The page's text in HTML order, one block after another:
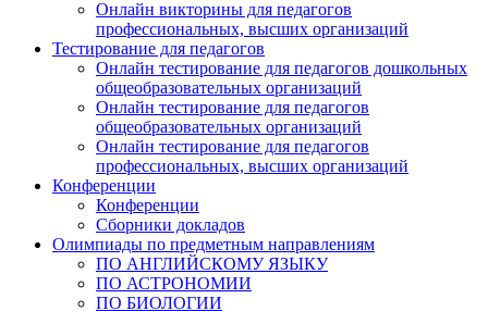
Онлайн викторины для педагогов
профессиональных, высших организаций
Тестирование для педагогов
Онлайн тестирование для педагогов дошкольных
общеобразовательных организаций
Онлайн тестирование для педагогов
общеобразовательных организаций
Онлайн тестирование для педагогов
профессиональных, высших организаций
Конференции
Конференции
Сборники докладов
Олимпиады по предметным направлениям
ПО АНГЛИЙСКОМУ ЯЗЫКУ
ПО АСТРОНОМИИ
ПО БИОЛОГИИ